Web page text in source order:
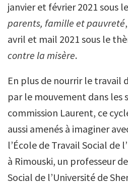
janvier et février 2021 sous
parents, famille et pauvreté
avril et mail 2021 sous le
contre la misère.
En plus de nourrir le travail
par le mouvement dans les
commission Laurent, ce
aussi amenés à imaginer
l’École de Travail Social de
à Rimouski, un professeur
Social de l’Université de